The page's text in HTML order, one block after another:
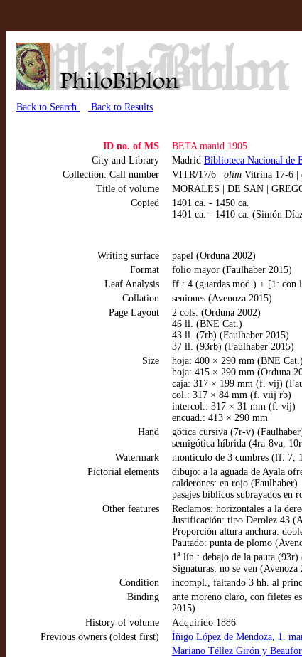
Back to Search Back to Results
ID no. of MS
BETA manid 1905
City and Library
Madrid Biblioteca Nacional de
Collection: Call number
VITR/17/6 | olim Vitrina 17-6 |
Title of volume
MORALES | DE SAN |
Copied
1401 ca. - 1450 ca.
1401 ca. - 1410 ca. (Simón
Writing surface
papel (Orduna 2002)
Format
folio mayor (Faulhaber 2015)
Leaf Analysis
ff.: 4 (guardas mod.) + [1:
Collation
seniones (Avenoza 2015)
Page Layout
2 cols. (Orduna 2002)
46 ll. (BNE Cat.)
43 ll. (7rb) (Faulhaber 2015)
37 ll. (93rb) (Faulhaber 2015)
Size
hoja: 400 × 290 mm (BNE Cat.)
hoja: 415 × 290 mm (Orduna
caja: 317 × 199 mm (f. vij)
col.: 317 × 84 mm (f. viij rb)
intercol.: 317 × 31 mm (f. vij)
encuad.: 413 × 290 mm
Hand
gótica cursiva (7r-v)
semigótica híbrida (4ra-8va,
Watermark
montículo de 3 cumbres (ff. 7,
Pictorial elements
dibujo: a la aguada de Ayala
calderones: en rojo (Faulhaber)
pasajes bíblicos subrayados en
Other features
Reclamos: horizontales a la
Justificación: tipo Derolez 43
Proporción altura anchura:
Pautado: punta de plomo
1a lín.: debajo de la pauta (93r)
Signaturas: no se ven (Avenoza
Condition
incompl., faltando 3 hh. al
Binding
ante moreno claro, con filetes
2015)
History of volume
Adquirido 1886
Previous owners (oldest first)
Íñigo López de Mendoza, 1.
Mariano Téllez Girón y